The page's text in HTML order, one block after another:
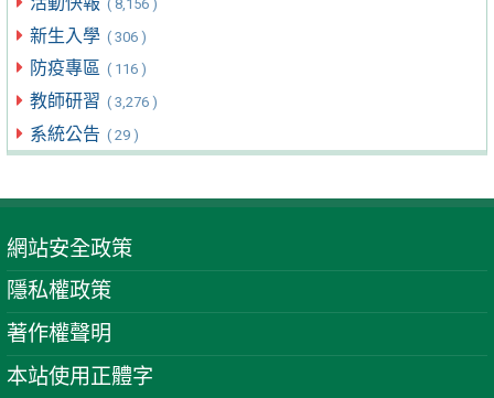
( 8,156 )
新生入學 ( 306 )
防疫專區 ( 116 )
教師研習 ( 3,276 )
系統公告 ( 29 )
網站安全政策
隱私權政策
著作權聲明
本站使用正體字